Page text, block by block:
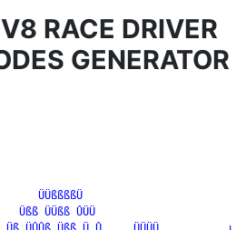
RACE DRIVER
GENERATOR
ÜÜßßßßÜ
Üßß ÜÜßß ÛÜÜ